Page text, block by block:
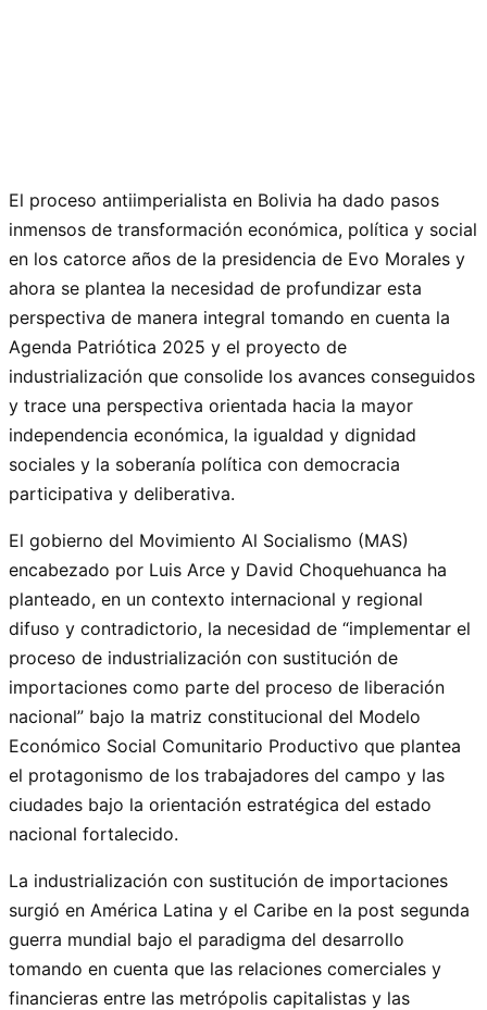
El proceso antiimperialista en Bolivia ha dado pasos
inmensos de transformación económica, política y social
en los catorce años de la presidencia de Evo Morales y
ahora se plantea la necesidad de profundizar esta
perspectiva de manera integral tomando en cuenta la
Agenda Patriótica 2025 y el proyecto de
industrialización que consolide los avances conseguidos
y trace una perspectiva orientada hacia la mayor
independencia económica, la igualdad y dignidad
sociales y la soberanía política con democracia
participativa y deliberativa.
El gobierno del Movimiento Al Socialismo (MAS)
encabezado por Luis Arce y David Choquehuanca ha
planteado, en un contexto internacional y regional
difuso y contradictorio, la necesidad de “implementar el
proceso de industrialización con sustitución de
importaciones como parte del proceso de liberación
nacional” bajo la matriz constitucional del Modelo
Económico Social Comunitario Productivo que plantea
el protagonismo de los trabajadores del campo y las
ciudades bajo la orientación estratégica del estado
nacional fortalecido.
La industrialización con sustitución de importaciones
surgió en América Latina y el Caribe en la post segunda
guerra mundial bajo el paradigma del desarrollo
tomando en cuenta que las relaciones comerciales y
financieras entre las metrópolis capitalistas y las